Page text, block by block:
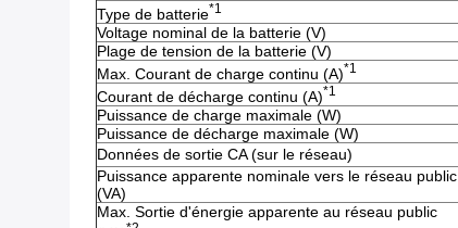
Type de batterie*1
Voltage nominal de la batterie (V)
Plage de tension de la batterie (V)
Max. Courant de charge continu (A)*1
Courant de décharge continu (A)*1
Puissance de charge maximale (W)
Puissance de décharge maximale (W)
Données de sortie CA (sur le réseau)
Puissance apparente nominale vers le réseau public
(VA)
Max. Sortie d'énergie apparente au réseau public